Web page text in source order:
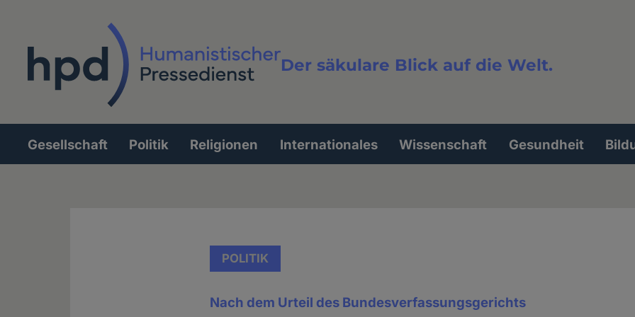
Der säkulare Blick auf die Welt.
Volltextsuche
Hauptnavigation
Gesellschaft Politik Religionen Internationales Wissenschaft Gesundheit
POLITIK
Nach dem Urteil des Bundesverfassungsgerichts